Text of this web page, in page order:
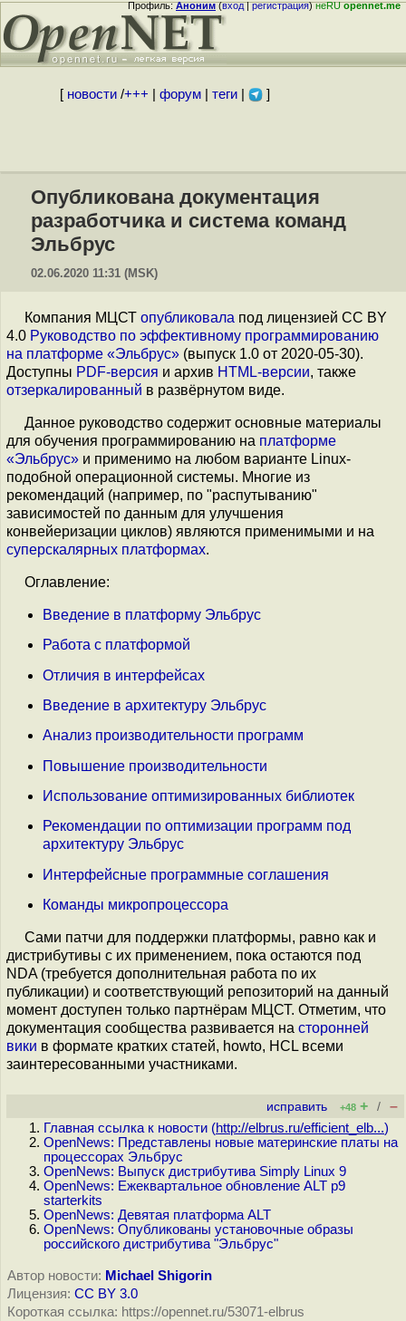
Профиль:Аноним(вход|регистрация)неRUopennet.me
[ новости/+++ форум| теги| ]
Опубликована документация
разработчика и система команд
Эльбрус
02.06.2020 11:31 (MSK)
Компания МЦСТ опубликовала под лицензией CC BY
4.0 Руководство по эффективному программированию
на платформе «Эльбрус» (выпуск 1.0 от 2020-05-30).
Доступны PDF-версия и архив HTML-версии, также
отзеркалированный в развёрнутом виде.
Данное руководство содержит основные материалы
для обучения программированию на платформе
«Эльбрус» и применимо на любом варианте Linux-
подобной операционной системы. Многие из
рекомендаций (например, по "распутыванию"
зависимостей по данным для улучшения
конвейеризации циклов) являются применимыми и на
суперскалярных платформах.
Оглавление:
Введение в платформу Эльбрус
Работа с платформой
Отличия в интерфейсах
Введение в архитектуру Эльбрус
Анализ производительности программ
Повышение производительности
Использование оптимизированных библиотек
Рекомендации по оптимизации программ под
архитектуру Эльбрус
Интерфейсные программные соглашения
Команды микропроцессора
Сами патчи для поддержки платформы, равно как и
дистрибутивы с их применением, пока остаются под
NDA (требуется дополнительная работа по их
публикации) и соответствующий репозиторий на данный
момент доступен только партнёрам МЦСТ. Отметим, что
документация сообщества развивается на сторонней
вики в формате кратких статей, howto, HCL всеми
заинтересованными участниками.
исправить +48 + / –
Главная ссылка к новости (http://elbrus.ru/efficient_elb...)
OpenNews: Представлены новые материнские платы на
процессорах Эльбрус
OpenNews: Выпуск дистрибутива Simply Linux 9
OpenNews: Ежеквартальное обновление ALT p9
starterkits
OpenNews: Девятая платформа ALT
OpenNews: Опубликованы установочные образы
российского дистрибутива "Эльбрус"
Автор новости: Michael Shigorin
Лицензия: CC BY 3.0
Короткая ссылка: https://opennet.ru/53071-elbrus